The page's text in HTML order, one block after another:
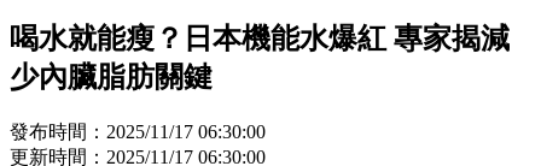
喝水就能瘦？日本機能水爆紅 專家揭減
少內臟脂肪關鍵
發布時間：2025/11/17 06:30:00
更新時間：2025/11/17 06:30:00